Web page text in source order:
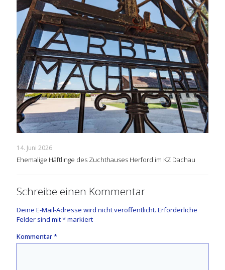
14. Juni 2026
Ehemalige Häftlinge des Zuchthauses Herford im KZ Dachau
Schreibe einen Kommentar
Deine E-Mail-Adresse wird nicht veröffentlicht. Erforderliche
Felder sind mit*markiert
Kommentar*